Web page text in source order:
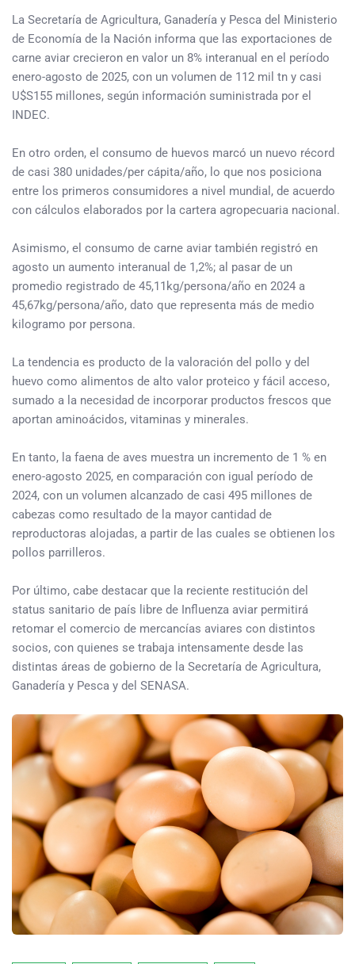
La Secretaría de Agricultura, Ganadería y Pesca del Ministerio
de Economía de la Nación informa que las exportaciones de
carne aviar crecieron en valor un 8% interanual en el período
enero-agosto de 2025, con un volumen de 112 mil tn y casi
U$S155 millones, según información suministrada por el
INDEC.
En otro orden, el consumo de huevos marcó un nuevo récord
de casi 380 unidades/per cápita/año, lo que nos posiciona
entre los primeros consumidores a nivel mundial, de acuerdo
con cálculos elaborados por la cartera agropecuaria nacional.
Asimismo, el consumo de carne aviar también registró en
agosto un aumento interanual de 1,2%; al pasar de un
promedio registrado de 45,11kg/persona/año en 2024 a
45,67kg/persona/año, dato que representa más de medio
kilogramo por persona.
La tendencia es producto de la valoración del pollo y del
huevo como alimentos de alto valor proteico y fácil acceso,
sumado a la necesidad de incorporar productos frescos que
aportan aminoácidos, vitaminas y minerales.
En tanto, la faena de aves muestra un incremento de 1 % en
enero-agosto 2025, en comparación con igual período de
2024, con un volumen alcanzado de casi 495 millones de
cabezas como resultado de la mayor cantidad de
reproductoras alojadas, a partir de las cuales se obtienen los
pollos parrilleros.
Por último, cabe destacar que la reciente restitución del
status sanitario de país libre de Influenza aviar permitirá
retomar el comercio de mercancías aviares con distintos
socios, con quienes se trabaja intensamente desde las
distintas áreas de gobierno de la Secretaría de Agricultura,
Ganadería y Pesca y del SENASA.